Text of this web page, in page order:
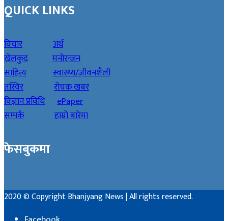
QUICK LINKS
विचार
अर्थ
खेलकुद
मनोरन्जन
साहित्य
स्वास्थ्य/जीवनशैली
तस्विर
रोचक खबर
विज्ञान प्रविधि
ePaper
सम्पर्क
हाम्रो बारेमा
फेसबुकमा
2020 © Copyright Bhanjyang News | All rights reserved.